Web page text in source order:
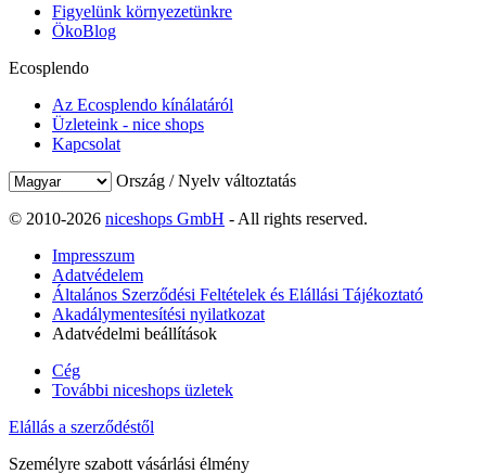
Figyelünk környezetünkre
ÖkoBlog
Ecosplendo
Az Ecosplendo kínálatáról
Üzleteink - nice shops
Kapcsolat
Ország / Nyelv változtatás
© 2010-2026 niceshops GmbH - All rights reserved.
Impresszum
Adatvédelem
Általános Szerződési Feltételek és Elállási Tájékoztató
Akadálymentesítési nyilatkozat
Adatvédelmi beállítások
Cég
További niceshops üzletek
Elállás a szerződéstől
Személyre szabott vásárlási élmény